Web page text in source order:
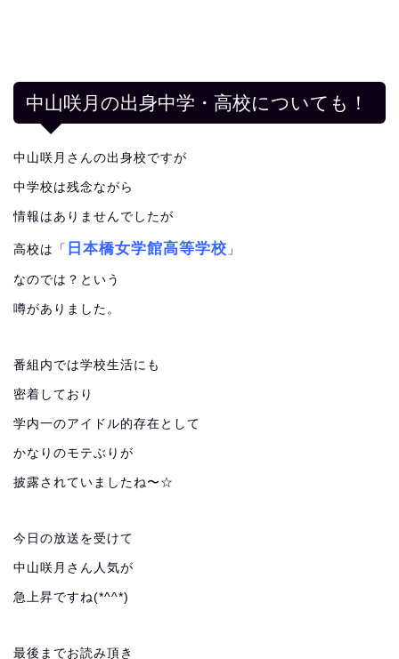
中山咲月の出身中学・高校についても！
中山咲月さんの出身校ですが
中学校は残念ながら
情報はありませんでしたが
高校は「 日本橋女学館高等学校 」
なのでは？という
噂がありました。
番組内では学校生活にも
密着しており
学内一のアイドル的存在として
かなりのモテぶりが
披露されていましたね〜☆
今日の放送を受けて
中山咲月さん人気が
急上昇ですね(*^^*)
最後までお読み頂き